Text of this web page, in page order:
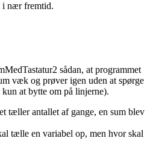
i nær fremtid.
sådan, at programmet
væk og prøver igen uden at spørge
at bytte om på linjerne).
tæller antallet af gange, en sum blev
tælle en variabel op, men hvor skal